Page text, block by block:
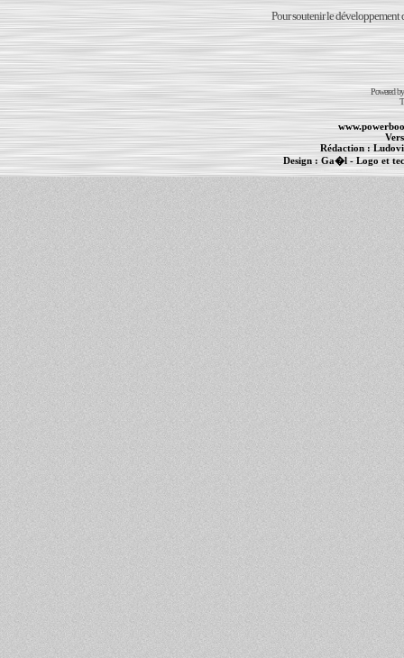
Pour soutenir le développement
Powered
Rédaction :
Design :Ga�l- Logo et
PowerBook